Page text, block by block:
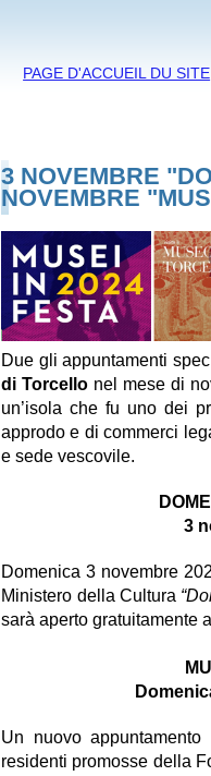
PAGE D'ACCUEIL DU SITE
3 NOVEMBRE
NOVEMBRE
Due gli appuntamenti
di Torcello nel mese di
un’isola che fu uno dei
approdo e di commerci
e sede vescovile.
3
Domenica 3 novembre
Ministero della Cultura
sarà aperto gratuitamente
Un nuovo
residenti promosse della